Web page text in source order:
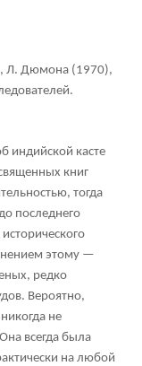
Л. Дюмона (1970),
индийской касте
книг
тогда
последнего
этому —
редко
Вероятно,
не
всегда была
на любой